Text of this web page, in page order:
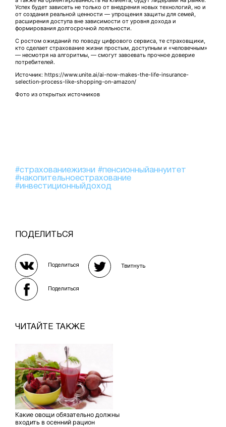
Успех будет зависеть не только от внедрения новых технологий, но и
от создания реальной ценности — упрощения защиты для семей,
расширения доступа вне зависимости от уровня дохода и
формирования долгосрочной лояльности.
С ростом ожиданий по поводу цифрового сервиса, те страховщики,
кто сделает страхование жизни простым, доступным и «человечным»
— несмотря на алгоритмы, — смогут завоевать прочное доверие
потребителей.
Источник: https://www.unite.ai/ai-now-makes-the-life-insurance-
selection-process-like-shopping-on-amazon/
Фото из открытых источников
#страхованиежизни #пенсионныйаннуитет
#накопительноестрахование
#инвестиционныйдоход
ПОДЕЛИТЬСЯ
Поделиться Твитнуть
Поделиться
ЧИТАЙТЕ ТАКЖЕ
Какие овощи обязательно должны
входить в осенний рацион